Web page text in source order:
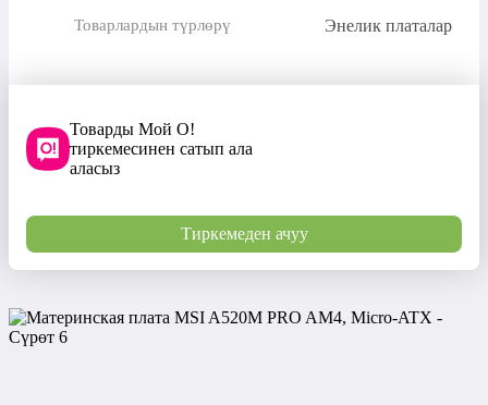
Товарлардын түрлөрү Энелик платалар
Товарды Мой О!
тиркемесинен сатып ала
аласыз
Тиркемеден ачуу